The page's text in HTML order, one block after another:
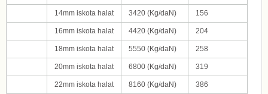
14mm iskota halat 3420 (Kg/daN) 156
16mm iskota halat 4420 (Kg/daN) 204
18mm iskota halat 5550 (Kg/daN) 258
20mm iskota halat 6800 (Kg/daN) 319
22mm iskota halat 8160 (Kg/daN) 386